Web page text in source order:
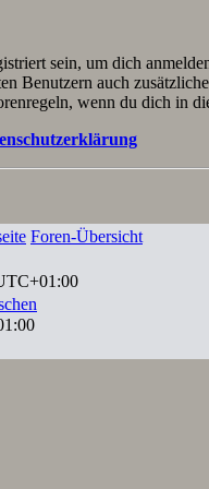
sein, um dich
Benutzern auch
wenn du dich in
Foren-Übersicht